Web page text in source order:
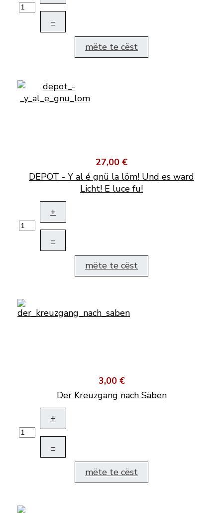
–
mëte te cëst
27,00 €
DEPOT - Y al é gnü la löm! Und es ward
Licht! E luce fu!
+
–
mëte te cëst
3,00 €
Der Kreuzgang nach Säben
+
–
mëte te cëst